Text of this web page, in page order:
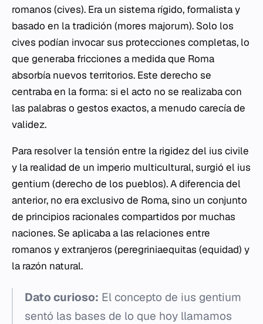
romanos (cives). Era un sistema rígido, formalista y
basado en la tradición (mores majorum). Solo los
cives podían invocar sus protecciones completas, lo
que generaba fricciones a medida que Roma
absorbía nuevos territorios. Este derecho se
centraba en la forma: si el acto no se realizaba con
las palabras o gestos exactos, a menudo carecía de
validez.
Para resolver la tensión entre la rigidez del ius civile
y la realidad de un imperio multicultural, surgió el ius
gentium (derecho de los pueblos). A diferencia del
anterior, no era exclusivo de Roma, sino un conjunto
de principios racionales compartidos por muchas
naciones. Se aplicaba a las relaciones entre
romanos y extranjeros (peregriniaequitas (equidad) y
la razón natural.
Dato curioso: El concepto de ius gentium
sentó las bases de lo que hoy llamamos